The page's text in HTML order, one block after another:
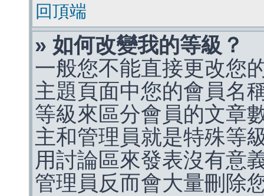
回頂端
» 如何改變我的等級？
一般您不能直接更改您
主題頁面中您的會員名
等級來區分會員的文章
主和管理員就是特殊等
用討論區來發表沒有意
管理員反而會大量刪除